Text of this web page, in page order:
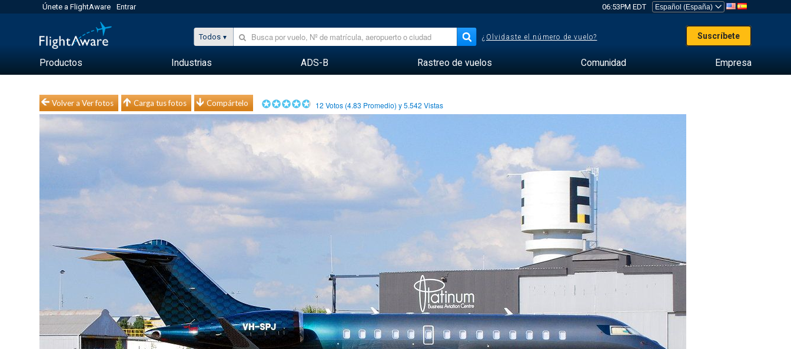
Únete a FlightAware Entrar 06:53PM EDT
Todos ¿Olvidaste el número de vuelo? Suscríbete
Productos Industrias ADS-B Rastreo de vuelos Comunidad Empresa
Volver a Ver fotos Carga tus fotos Compártelo 12 Votos (4.83 Promedio) y5.542 Vistas